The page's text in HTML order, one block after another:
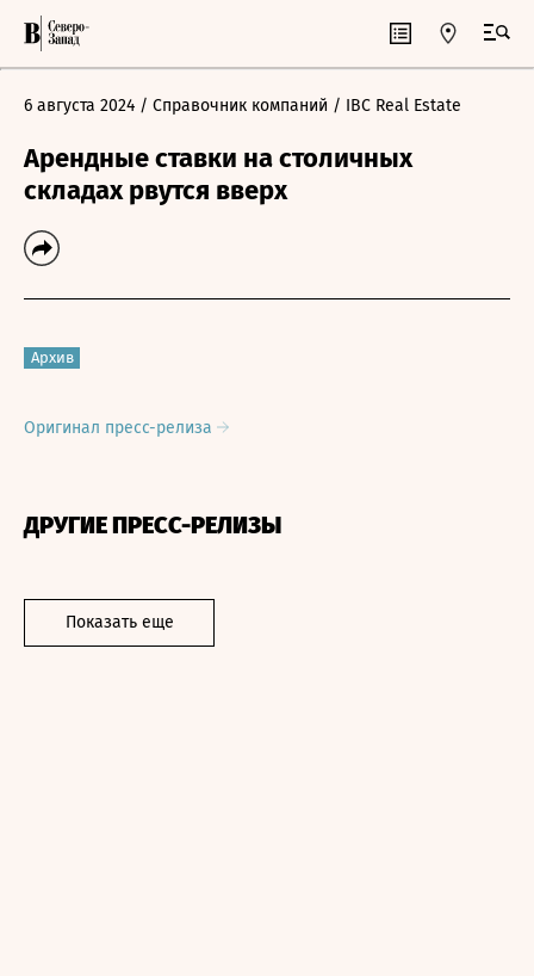
6 августа 2024 / Справочник компаний / IBC Real Estate
Арендные ставки на столичных
складах рвутся вверх
Архив
Оригинал пресс-релиза
ДРУГИЕ ПРЕСС-РЕЛИЗЫ
Показать еще